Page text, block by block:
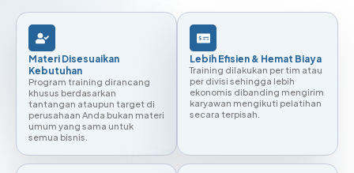
Materi Disesuaikan
Kebutuhan
Program training dirancang
khusus berdasarkan
tantangan ataupun target di
perusahaan Anda bukan materi
umum yang sama untuk
semua bisnis.
Lebih Efisien & Hemat Biaya
Training dilakukan per tim atau
per divisi sehingga lebih
ekonomis dibanding mengirim
karyawan mengikuti pelatihan
secara terpisah.